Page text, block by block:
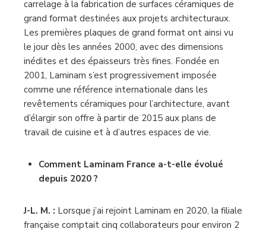
carrelage à la fabrication de surfaces céramiques de
grand format destinées aux projets architecturaux.
Les premières plaques de grand format ont ainsi vu
le jour dès les années 2000, avec des dimensions
inédites et des épaisseurs très fines. Fondée en
2001, Laminam s’est progressivement imposée
comme une référence internationale dans les
revêtements céramiques pour l’architecture, avant
d’élargir son offre à partir de 2015 aux plans de
travail de cuisine et à d’autres espaces de vie.
Comment Laminam France a-t-elle évolué
depuis 2020 ?
J-L. M. : Lorsque j’ai rejoint Laminam en 2020, la filiale
française comptait cinq collaborateurs pour environ 2